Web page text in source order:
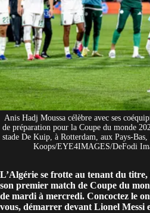
Anis Hadj Moussa célèbre avec ses
de préparation pour la Coupe du monde
stade De Kuip, à Rotterdam, aux Pays-
Koops/EYE4IMAGES/DeFodi
L’Algérie se frotte au tenant du
son premier match de Coupe du
de mardi à mercredi. Concoctez le
vous, démarrer devant Lionel Messi